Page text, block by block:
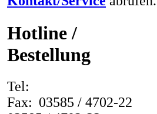
Hotline /
Bestellung
Tel:
Fax: 03585 / 4702-22